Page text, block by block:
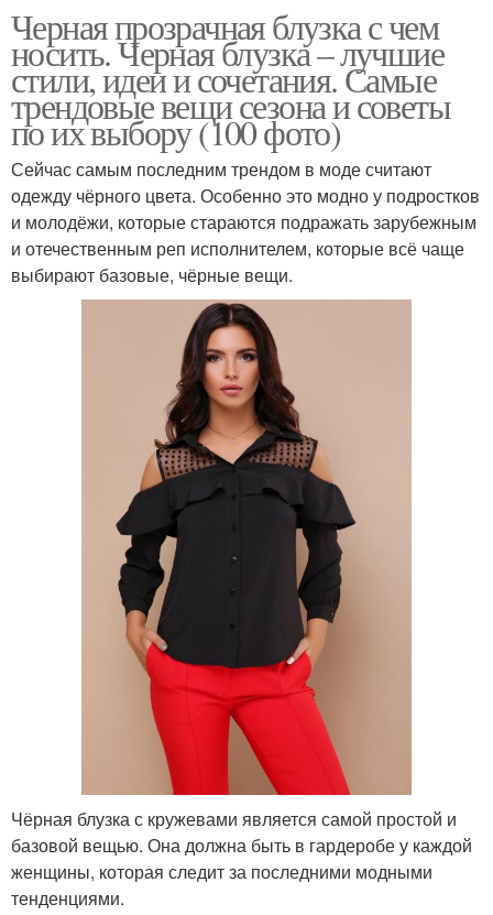
Черная прозрачная блузка с чем
носить. Черная блузка – лучшие
стили, идеи и сочетания. Самые
трендовые вещи сезона и советы
по их выбору (100 фото)
Сейчас самым последним трендом в моде считают
одежду чёрного цвета. Особенно это модно у подростков
и молодёжи, которые стараются подражать зарубежным
и отечественным реп исполнителем, которые всё чаще
выбирают базовые, чёрные вещи.
Чёрная блузка с кружевами является самой простой и
базовой вещью. Она должна быть в гардеробе у каждой
женщины, которая следит за последними модными
тенденциями.